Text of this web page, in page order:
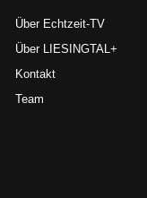
Über Echtzeit-TV
Über LIESINGTAL+
Kontakt
Team